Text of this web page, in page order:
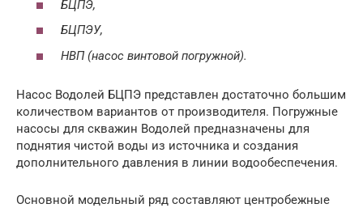
БЦПЭ,
БЦПЭУ,
НВП (насос винтовой погружной).
Насос Водолей БЦПЭ представлен достаточно большим
количеством вариантов от производителя. Погружные
насосы для скважин Водолей предназначены для
поднятия чистой воды из источника и создания
дополнительного давления в линии водообеспечения.
Основной модельный ряд составляют центробежные